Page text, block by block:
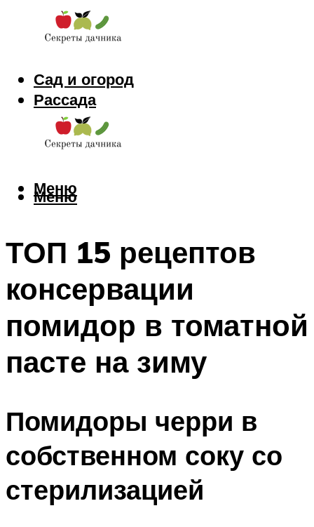
Сад и огород
Рассада
Цветы
Заготовки
Меню
Меню
ТОП 15 рецептов
консервации
помидор в томатной
пасте на зиму
Помидоры черри в
собственном соку со
стерилизацией